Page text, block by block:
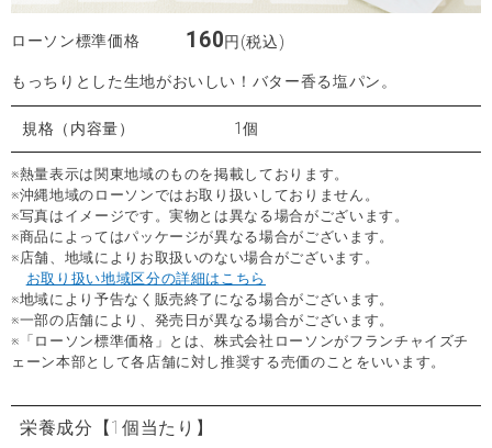
ローソン標準価格 160円(税込)
もっちりとした生地がおいしい！バター香る塩パン。
規格（内容量） 1個
※熱量表示は関東地域のものを掲載しております。
※沖縄地域のローソンではお取り扱いしておりません。
※写真はイメージです。実物とは異なる場合がございます。
※商品によってはパッケージが異なる場合がございます。
※店舗、地域によりお取扱いのない場合がございます。
お取り扱い地域区分の詳細はこちら
※地域により予告なく販売終了になる場合がございます。
※一部の店舗により、発売日が異なる場合がございます。
※「ローソン標準価格」とは、株式会社ローソンがフランチャイズチ
ェーン本部として各店舗に対し推奨する売価のことをいいます。
栄養成分 【1個当たり】